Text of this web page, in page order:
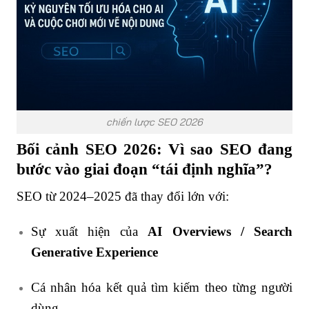
chiến lược SEO 2026
Bối cảnh SEO 2026: Vì sao SEO đang
bước vào giai đoạn “tái định nghĩa”?
SEO từ 2024–2025 đã thay đổi lớn với:
Sự xuất hiện của AI Overviews / Search
Generative Experience
Cá nhân hóa kết quả tìm kiếm theo từng người